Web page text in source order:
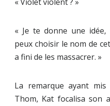
« Violet violent ? »
« Je te donne une
peux choisir le nom de
a fini de les massacrer. »
La remarque ayant
Thom, Kat focalisa son